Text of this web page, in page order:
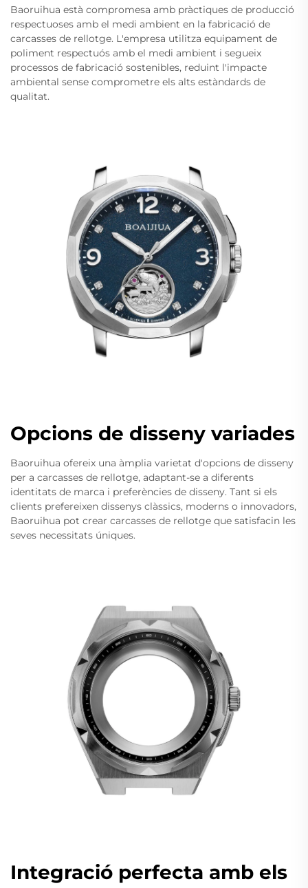
Baoruihua està compromesa amb pràctiques de producció
respectuoses amb el medi ambient en la fabricació de
carcasses de rellotge. L'empresa utilitza equipament de
poliment respectuós amb el medi ambient i segueix
processos de fabricació sostenibles, reduint l'impacte
ambiental sense comprometre els alts estàndards de
qualitat.
Opcions de disseny variades
Baoruihua ofereix una àmplia varietat d'opcions de disseny
per a carcasses de rellotge, adaptant-se a diferents
identitats de marca i preferències de disseny. Tant si els
clients prefereixen dissenys clàssics, moderns o innovadors,
Baoruihua pot crear carcasses de rellotge que satisfacin les
seves necessitats úniques.
Integració perfecta amb els